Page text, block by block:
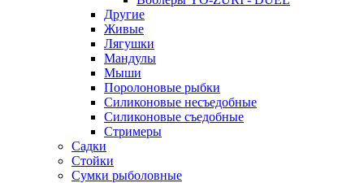
Другие
Живые
Лягушки
Мандулы
Мыши
Поролоновые рыбки
Силиконовые несъедобные
Силиконовые съедобные
Стримеры
Садки
Стойки
Сумки рыболовные